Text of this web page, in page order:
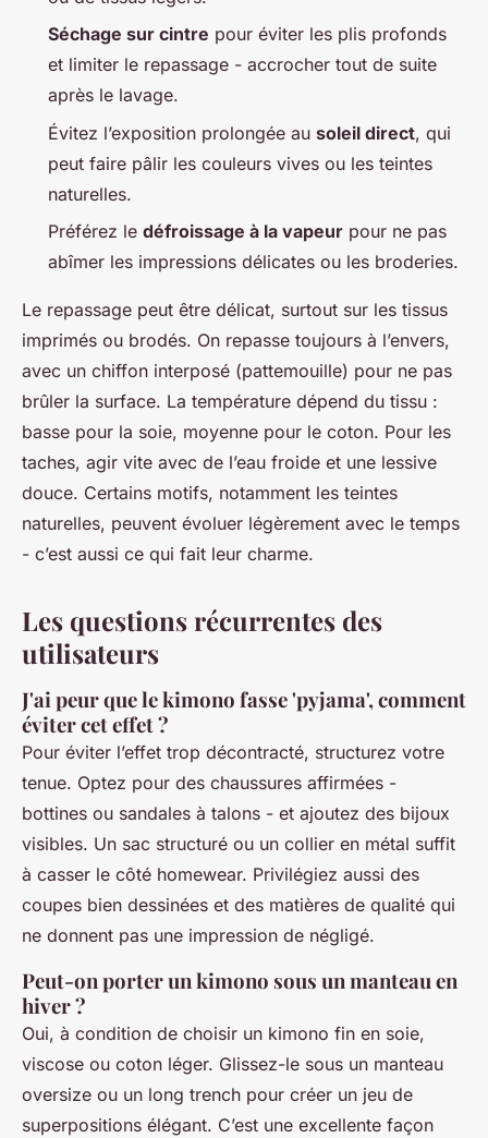
Séchage sur cintre pour éviter les plis profonds
et limiter le repassage - accrocher tout de suite
après le lavage.
Évitez l’exposition prolongée au soleil direct, qui
peut faire pâlir les couleurs vives ou les teintes
naturelles.
Préférez le défroissage à la vapeur pour ne pas
abîmer les impressions délicates ou les broderies.
Le repassage peut être délicat, surtout sur les tissus
imprimés ou brodés. On repasse toujours à l’envers,
avec un chiffon interposé (pattemouille) pour ne pas
brûler la surface. La température dépend du tissu :
basse pour la soie, moyenne pour le coton. Pour les
taches, agir vite avec de l’eau froide et une lessive
douce. Certains motifs, notamment les teintes
naturelles, peuvent évoluer légèrement avec le temps
- c’est aussi ce qui fait leur charme.
Les questions récurrentes des
utilisateurs
J'ai peur que le kimono fasse 'pyjama', comment
éviter cet effet ?
Pour éviter l’effet trop décontracté, structurez votre
tenue. Optez pour des chaussures affirmées -
bottines ou sandales à talons - et ajoutez des bijoux
visibles. Un sac structuré ou un collier en métal suffit
à casser le côté homewear. Privilégiez aussi des
coupes bien dessinées et des matières de qualité qui
ne donnent pas une impression de négligé.
Peut-on porter un kimono sous un manteau en
hiver ?
Oui, à condition de choisir un kimono fin en soie,
viscose ou coton léger. Glissez-le sous un manteau
oversize ou un long trench pour créer un jeu de
superpositions élégant. C’est une excellente façon